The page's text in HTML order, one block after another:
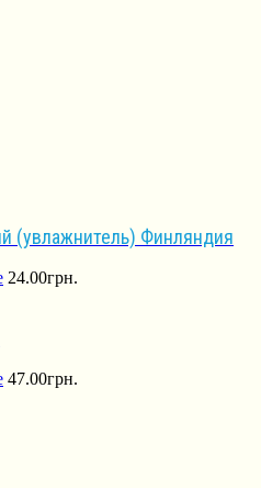
(увлажнитель) Финляндия
24.00грн.
47.00грн.